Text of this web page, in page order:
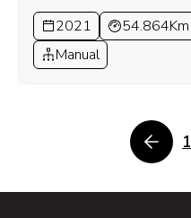
2021 54.864Km
Manual
1